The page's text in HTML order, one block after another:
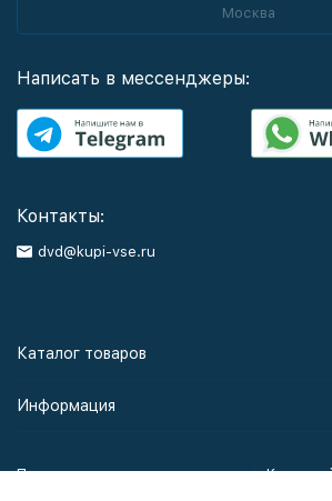
Москва
Написать в мессенджеры:
Контакты:
dvd@kupi-vse.ru
Каталог товаров
Информация
Политика персональных данных Карта